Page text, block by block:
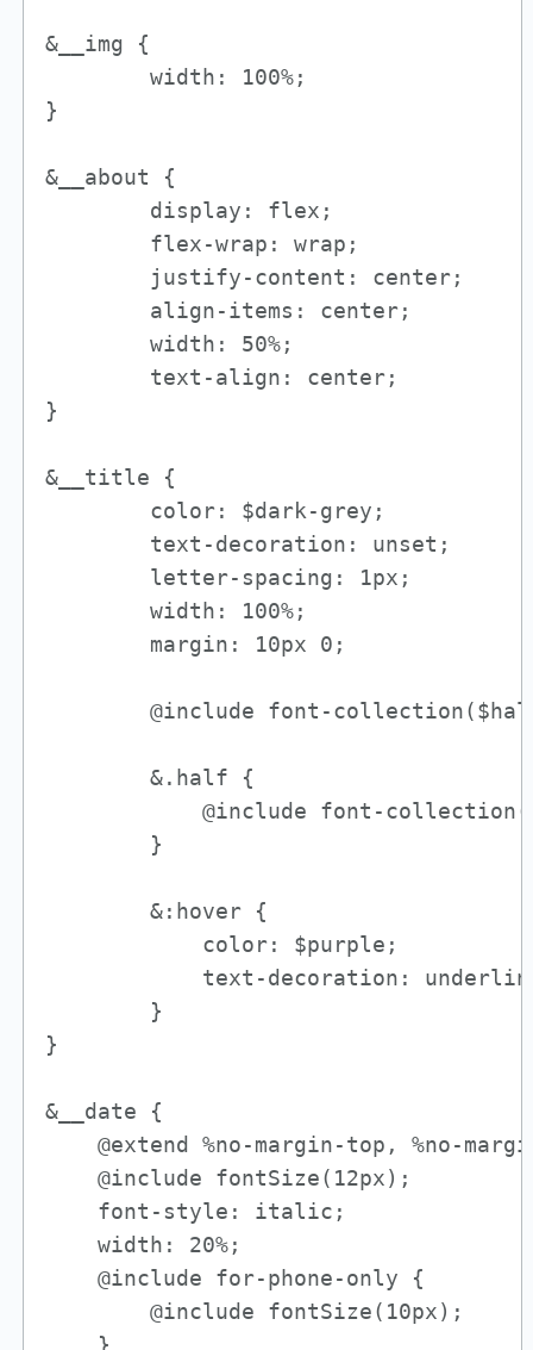
&__img {
        width: 100%;
}
&__about {
        display: flex;
        flex-wrap: wrap;
        justify-content: center;
        align-items: center;
        width: 50%;
        text-align: center;
}
&__title {
        color: $dark-grey;
        text-decoration: unset;
        letter-spacing: 1px;
        width: 100%;
        margin: 10px 0;
@include font-
        &.half {
@include font-
        }
        &:hover {
            color: $purple;
text-decoration:
        }
}
&__date {
@extend %no-margin-top, %no-
    @include fontSize(12px);
    font-style: italic;
    width: 20%;
    @include for-phone-only {
        @include fontSize(10px);
    }